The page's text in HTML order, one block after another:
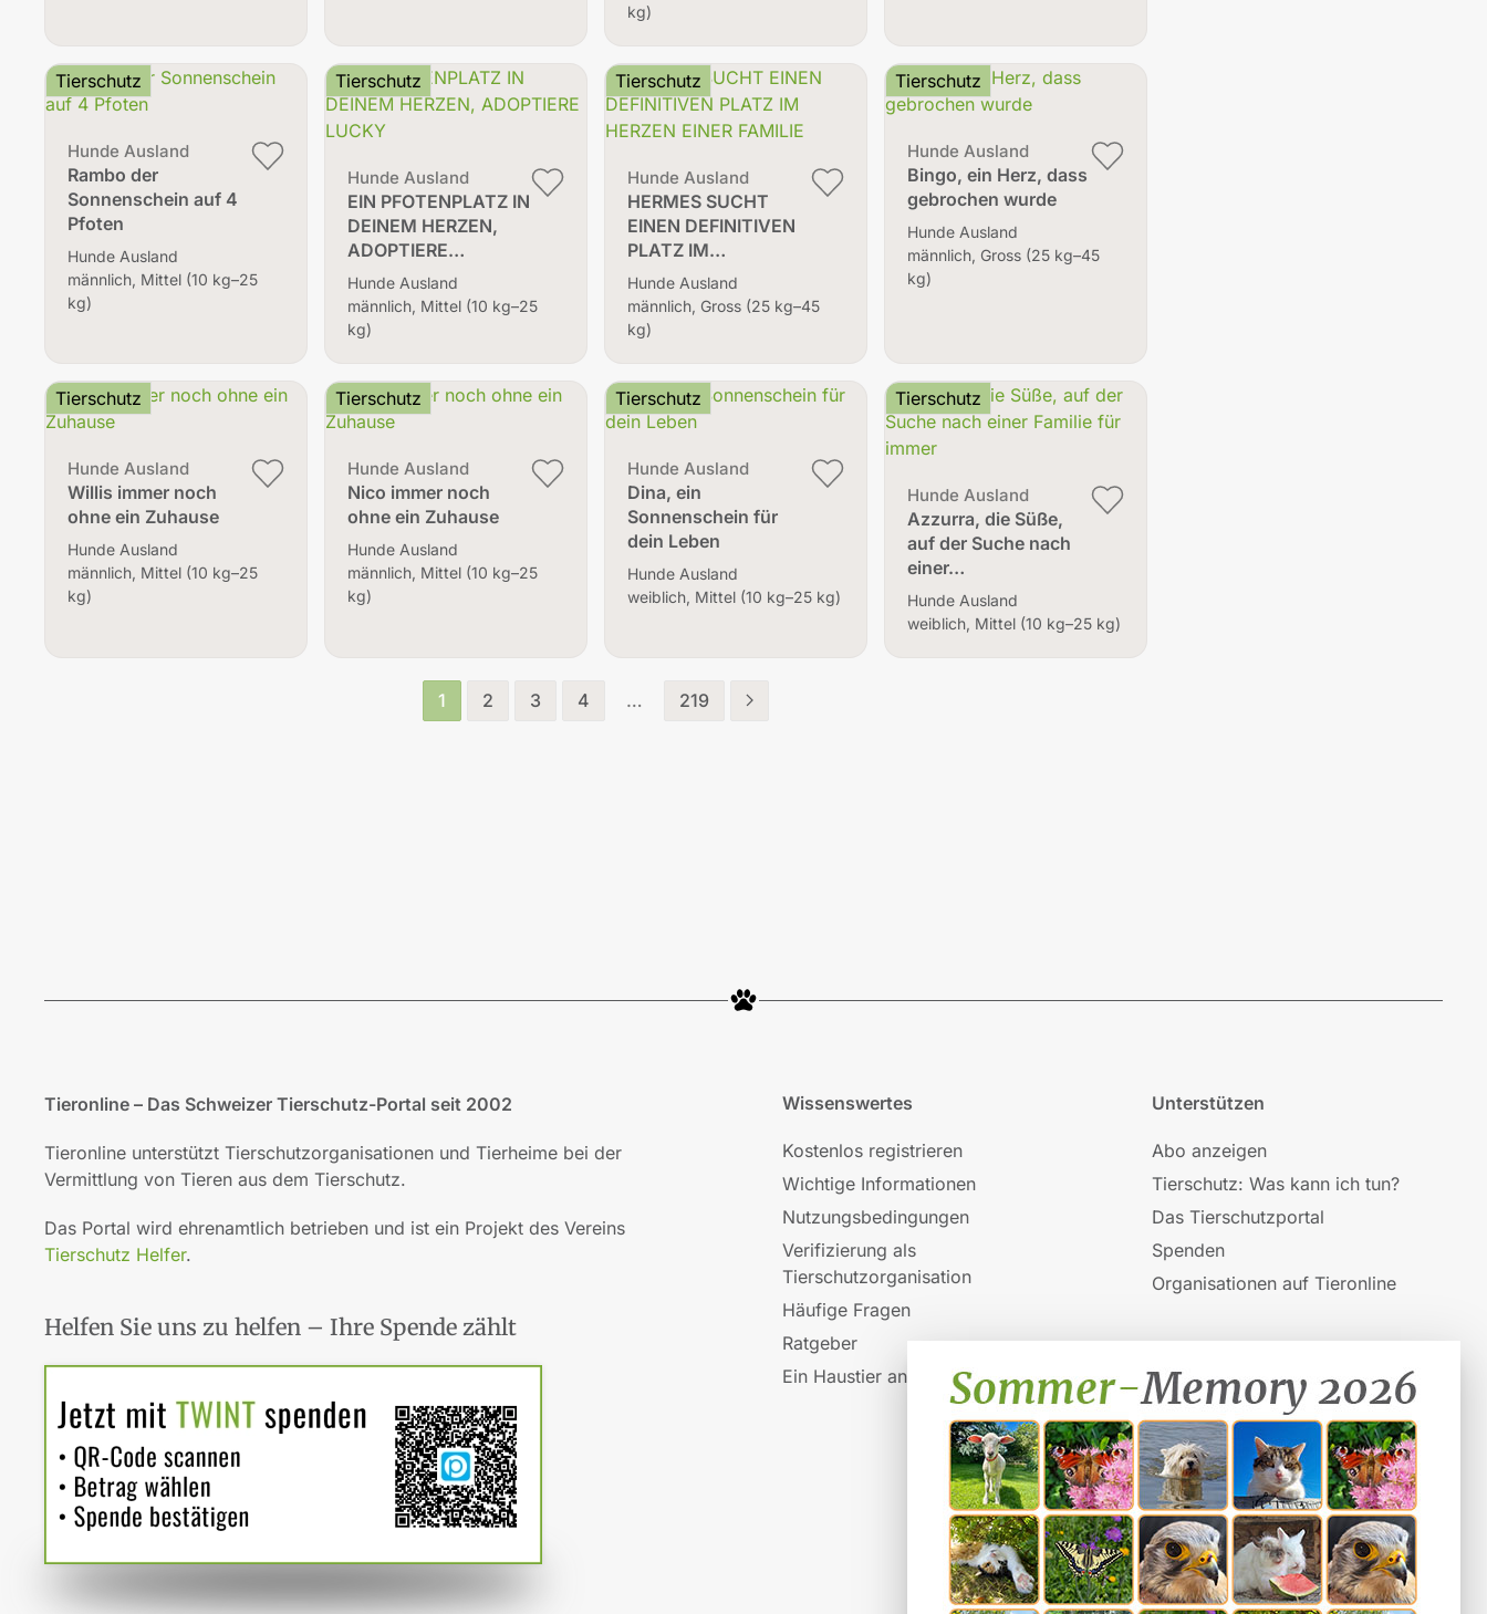
kg)
Hunde Ausland
Rambo der
Sonnenschein auf 4
Pfoten
Tierschutz
Hunde Ausland
männlich, Mittel (10 kg–25
kg)
Hunde Ausland
EIN PFOTENPLATZ IN
DEINEM HERZEN,
ADOPTIERE…
Tierschutz
Hunde Ausland
männlich, Mittel (10 kg–25
kg)
Hunde Ausland
HERMES SUCHT
EINEN DEFINITIVEN
PLATZ IM…
Tierschutz
Hunde Ausland
männlich, Gross (25 kg–45
kg)
Hunde Ausland
Bingo, ein Herz, dass
gebrochen wurde
Tierschutz
Hunde Ausland
männlich, Gross (25 kg–45
kg)
Hunde Ausland
Willis immer noch
ohne ein Zuhause
Tierschutz
Hunde Ausland
männlich, Mittel (10 kg–25
kg)
Hunde Ausland
Nico immer noch
ohne ein Zuhause
Tierschutz
Hunde Ausland
männlich, Mittel (10 kg–25
kg)
Hunde Ausland
Dina, ein
Sonnenschein für
dein Leben
Tierschutz
Hunde Ausland
weiblich, Mittel (10 kg–25 kg)
Hunde Ausland
Azzurra, die Süße,
auf der Suche nach
einer…
Tierschutz
Hunde Ausland
weiblich, Mittel (10 kg–25 kg)
1 2 3 4 … 219
Tieronline – Das Schweizer Tierschutz-Portal seit 2002
Tieronline unterstützt Tierschutzorganisationen und Tierheime bei der
Vermittlung von Tieren aus dem Tierschutz.
Das Portal wird ehrenamtlich betrieben und ist ein Projekt des Vereins
Tierschutz Helfer.
Helfen Sie uns zu helfen – Ihre Spende zählt
Wissenswertes
Kostenlos registrieren
Wichtige Informationen
Nutzungsbedingungen
Verifizierung als
Tierschutzorganisation
Häufige Fragen
Ratgeber
Ein Haustier anschaffen
Unterstützen
Abo anzeigen
Tierschutz: Was kann ich tun?
Das Tierschutzportal
Spenden
Organisationen auf Tieronline